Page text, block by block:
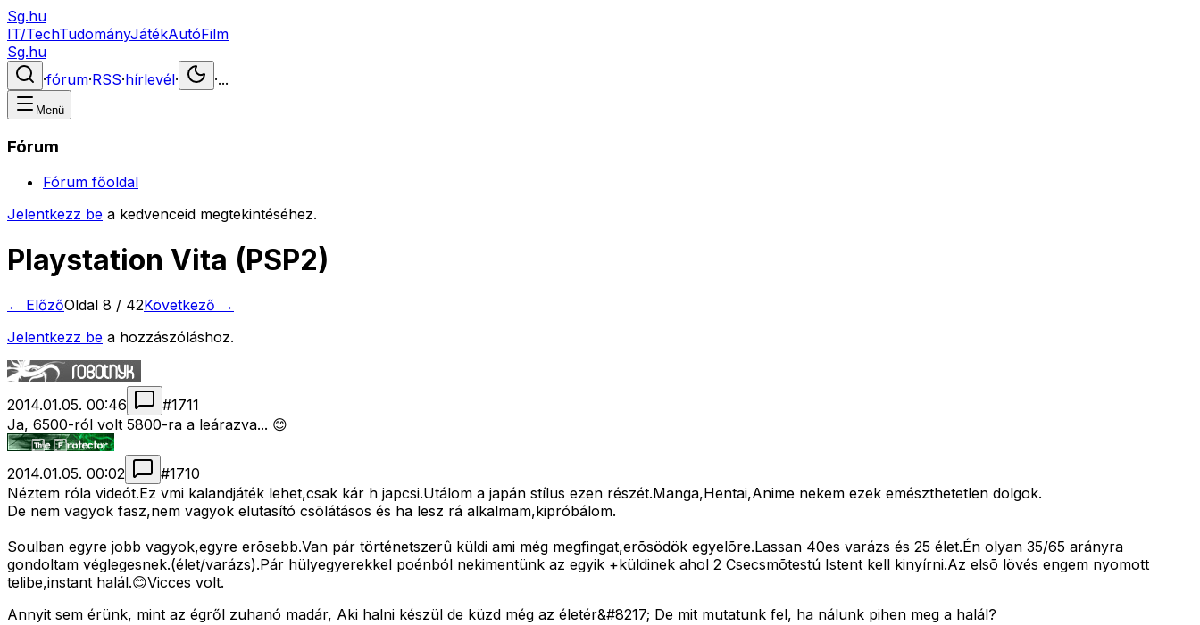
Sg.hu
IT/TechTudományJátékAutóFilm
Sg.hu
·fórum·RSS·hírlevél· ·...
Menü
Fórum
Fórum főoldal
Jelentkezz be a kedvenceid megtekintéséhez.
Playstation Vita (PSP2)
← ElőzőOldal 8 / 42Következő →
Jelentkezz be a hozzászóláshoz.
2014.01.05. 00:46 #1711
Ja, 6500-ról volt 5800-ra a leárazva... 😊
2014.01.05. 00:02 #1710
Néztem róla videót.Ez vmi kalandjáték lehet,csak kár h japcsi.Utálom a japán stílus ezen részét.Manga,Hentai,Anime nekem ezek emészthetetlen dolgok.
De nem vagyok fasz,nem vagyok elutasító csõlátásos és ha lesz rá alkalmam,kipróbálom.
Soulban egyre jobb vagyok,egyre erõsebb.Van pár történetszerû küldi ami még megfingat,erõsödök egyelõre.Lassan 40es varázs és 25 élet.Én olyan 35/65 arányra
gondoltam véglegesnek.(élet/varázs).Pár hülyegyerekkel poénból nekimentünk az egyik +küldinek ahol 2 Csecsmõtestú Istent kell kinyírni.Az elsõ lövés engem nyomott
telibe,instant halál.😊Vicces volt.
Annyit sem érünk, mint az égről zuhanó madár, Aki halni készül de küzd még az életér&#8217; De mit mutatunk fel, ha nálunk pihen meg a halál?